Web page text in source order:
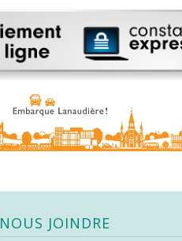
NOUS JOINDRE